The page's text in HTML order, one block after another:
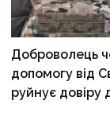
Доброволець
допомогу від
руйнує довіру